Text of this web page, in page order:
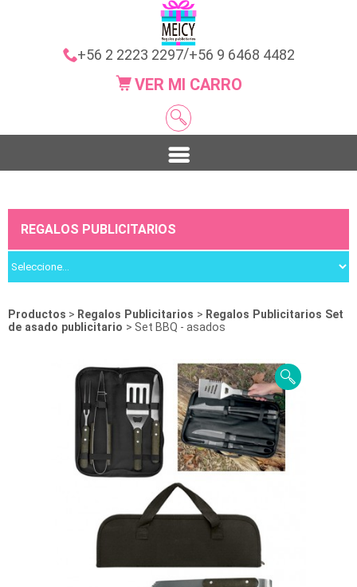
+56 2 2223 2297/+56 9 6468 4482
VER MI CARRO
REGALOS PUBLICITARIOS
Productos > Regalos Publicitarios > Regalos Publicitarios Set
de asado publicitario > Set BBQ - asados